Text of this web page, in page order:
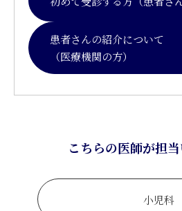
患者さんの紹介について
（医療機関の方）
こちらの医師が担
小児科